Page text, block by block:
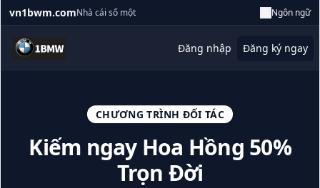
vn1bwm.comNhà cái số một Ngôn ngữ
Đăng nhập Đăng ký ngay
CHƯƠNG TRÌNH ĐỐI TÁC
Kiếm ngay Hoa Hồng 50%
Trọn Đời